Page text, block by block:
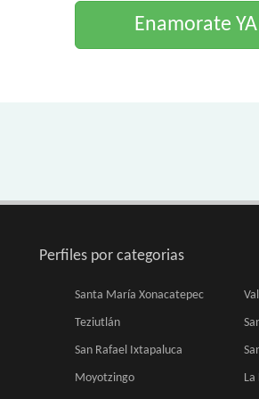
Enamorate
Perfiles por categorias
Santa María Xonacatepec
Teziutlán
San Rafael Ixtapaluca
Moyotzingo La